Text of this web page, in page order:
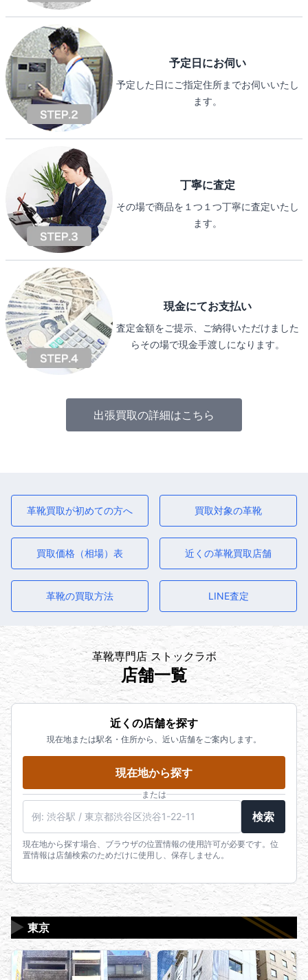
予定日にお伺い
予定した日にご指定住所までお伺いいたし
ます。
丁寧に査定
その場で商品を１つ１つ丁寧に査定いたし
ます。
現金にてお支払い
査定金額をご提示、ご納得いただけました
らその場で現金手渡しになります。
出張買取の詳細はこちら
革靴買取が初めての方へ 買取対象の革靴
買取価格（相場）表 近くの革靴買取店舗
革靴の買取方法 LINE査定
革靴専門店 ストックラボ
店舗一覧
近くの店舗を探す
現在地または駅名・住所から、近い店舗をご案内します。
現在地から探す
または
検索
現在地から探す場合、ブラウザの位置情報の使用許可が必要です。位
置情報は店舗検索のためだけに使用し、保存しません。
東京
▶